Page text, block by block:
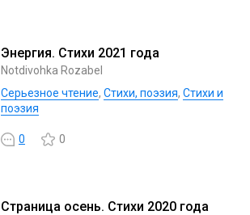
Энергия. Стихи 2021 года
Notdivohka Rozabel
Серьезное чтение, Cтихи, поэзия, Стихи и
поэзия
0 0
Страница осень. Стихи 2020 года